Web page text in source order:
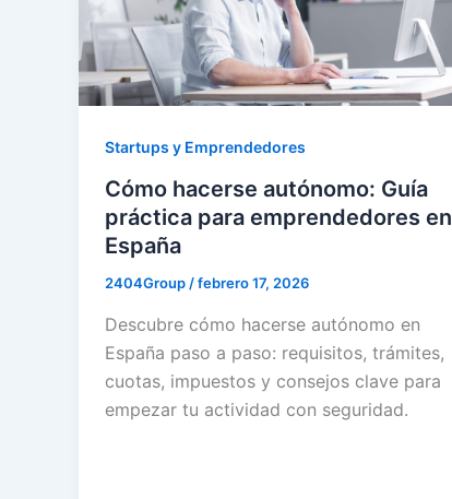
Startups y Emprendedores
Cómo hacerse autónomo: Guía
práctica para emprendedores en
España
2404Group/febrero 17, 2026
Descubre cómo hacerse autónomo en
España paso a paso: requisitos, trámites,
cuotas, impuestos y consejos clave para
empezar tu actividad con seguridad.